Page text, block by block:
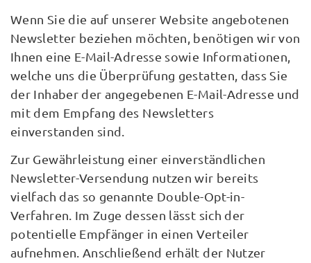
Wenn Sie die auf unserer Website angebotenen
Newsletter beziehen möchten, benötigen wir von
Ihnen eine E-Mail-Adresse sowie Informationen,
welche uns die Überprüfung gestatten, dass Sie
der Inhaber der angegebenen E-Mail-Adresse und
mit dem Empfang des Newsletters
einverstanden sind.
Zur Gewährleistung einer einverständlichen
Newsletter-Versendung nutzen wir bereits
vielfach das so genannte Double-Opt-in-
Verfahren. Im Zuge dessen lässt sich der
potentielle Empfänger in einen Verteiler
aufnehmen. Anschließend erhält der Nutzer